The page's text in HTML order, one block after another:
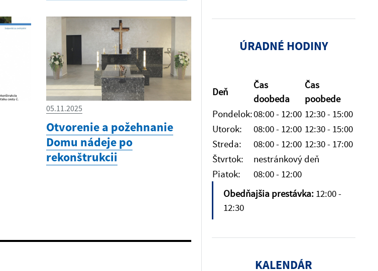
05.11.2025
Otvorenie a požehnanie
Domu nádeje po
rekonštrukcii
ÚRADNÉ HODINY
Deň
Čas
doobeda
Čas
poobede
Pondelok:08:00 - 12:00 12:30 - 15:00
Utorok:
08:00 - 12:00 12:30 - 15:00
Streda:
08:00 - 12:00 12:30 - 17:00
Štvrtok:
nestránkový deň
Piatok:
08:00 - 12:00
Obedňajšia prestávka: 12:00 -
12:30
KALENDÁR